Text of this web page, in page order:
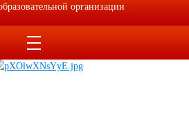
организации